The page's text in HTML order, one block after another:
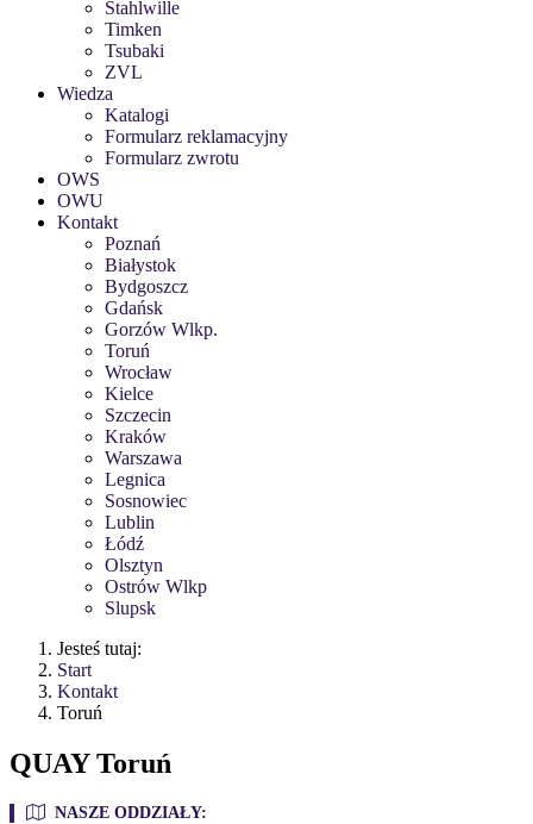
Stahlwille
Timken
Tsubaki
ZVL
Wiedza
Katalogi
Formularz reklamacyjny
Formularz zwrotu
OWS
OWU
Kontakt
Poznań
Białystok
Bydgoszcz
Gdańsk
Gorzów Wlkp.
Toruń
Wrocław
Kielce
Szczecin
Kraków
Warszawa
Legnica
Sosnowiec
Lublin
Łódź
Olsztyn
Ostrów Wlkp
Slupsk
Jesteś tutaj:
Start
Kontakt
Toruń
QUAY Toruń
NASZE ODDZIAŁY: